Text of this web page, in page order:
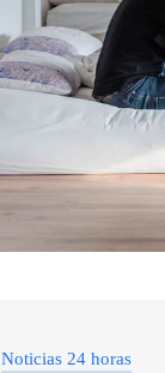
Noticias 24 horas